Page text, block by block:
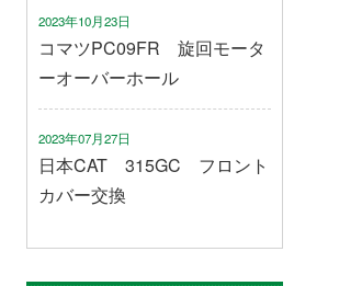
2023年10月23日
コマツPC09FR 旋回モータ
ーオーバーホール
2023年07月27日
日本CAT 315GC フロント
カバー交換